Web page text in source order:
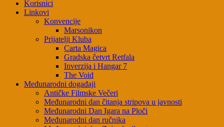
Korisnici
Linkovi
Konvencije
Marsonikon
Prijatelji Kluba
Carta Magica
Gradska četvrt Retfala
Inverzija i Hangar 7
The Void
Međunarodni događaji
Antičke Filmske Večeri
Međunarodni dan čitanja stripova u javnosti
Međunarodni Dan Igara na Ploči
Međunarodni dan ručnika